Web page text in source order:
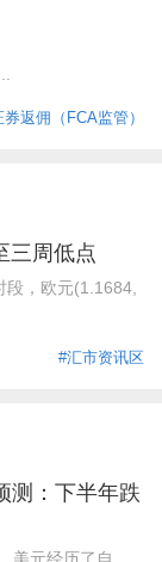
返佣（FCA监管）
三周低点
，欧元(1.1684,
#汇市资讯区
测：下半年跌